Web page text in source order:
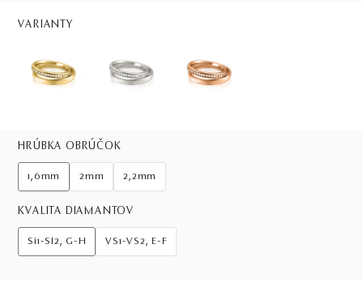
VARIANTY
HRÚBKA OBRÚČOK
1,6mm 2mm 2,2mm
KVALITA DIAMANTOV
Si1-SI2, G-H VS1-VS2, E-F